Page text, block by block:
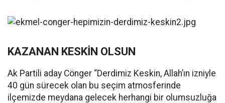
KAZANAN KESKİN OLSUN
Ak Partili aday Cönger “Derdimiz Keskin, Allah’ın izniyle
40 gün sürecek olan bu seçim atmosferinde
ilçemizde meydana gelecek herhangi bir olumsuzluğa